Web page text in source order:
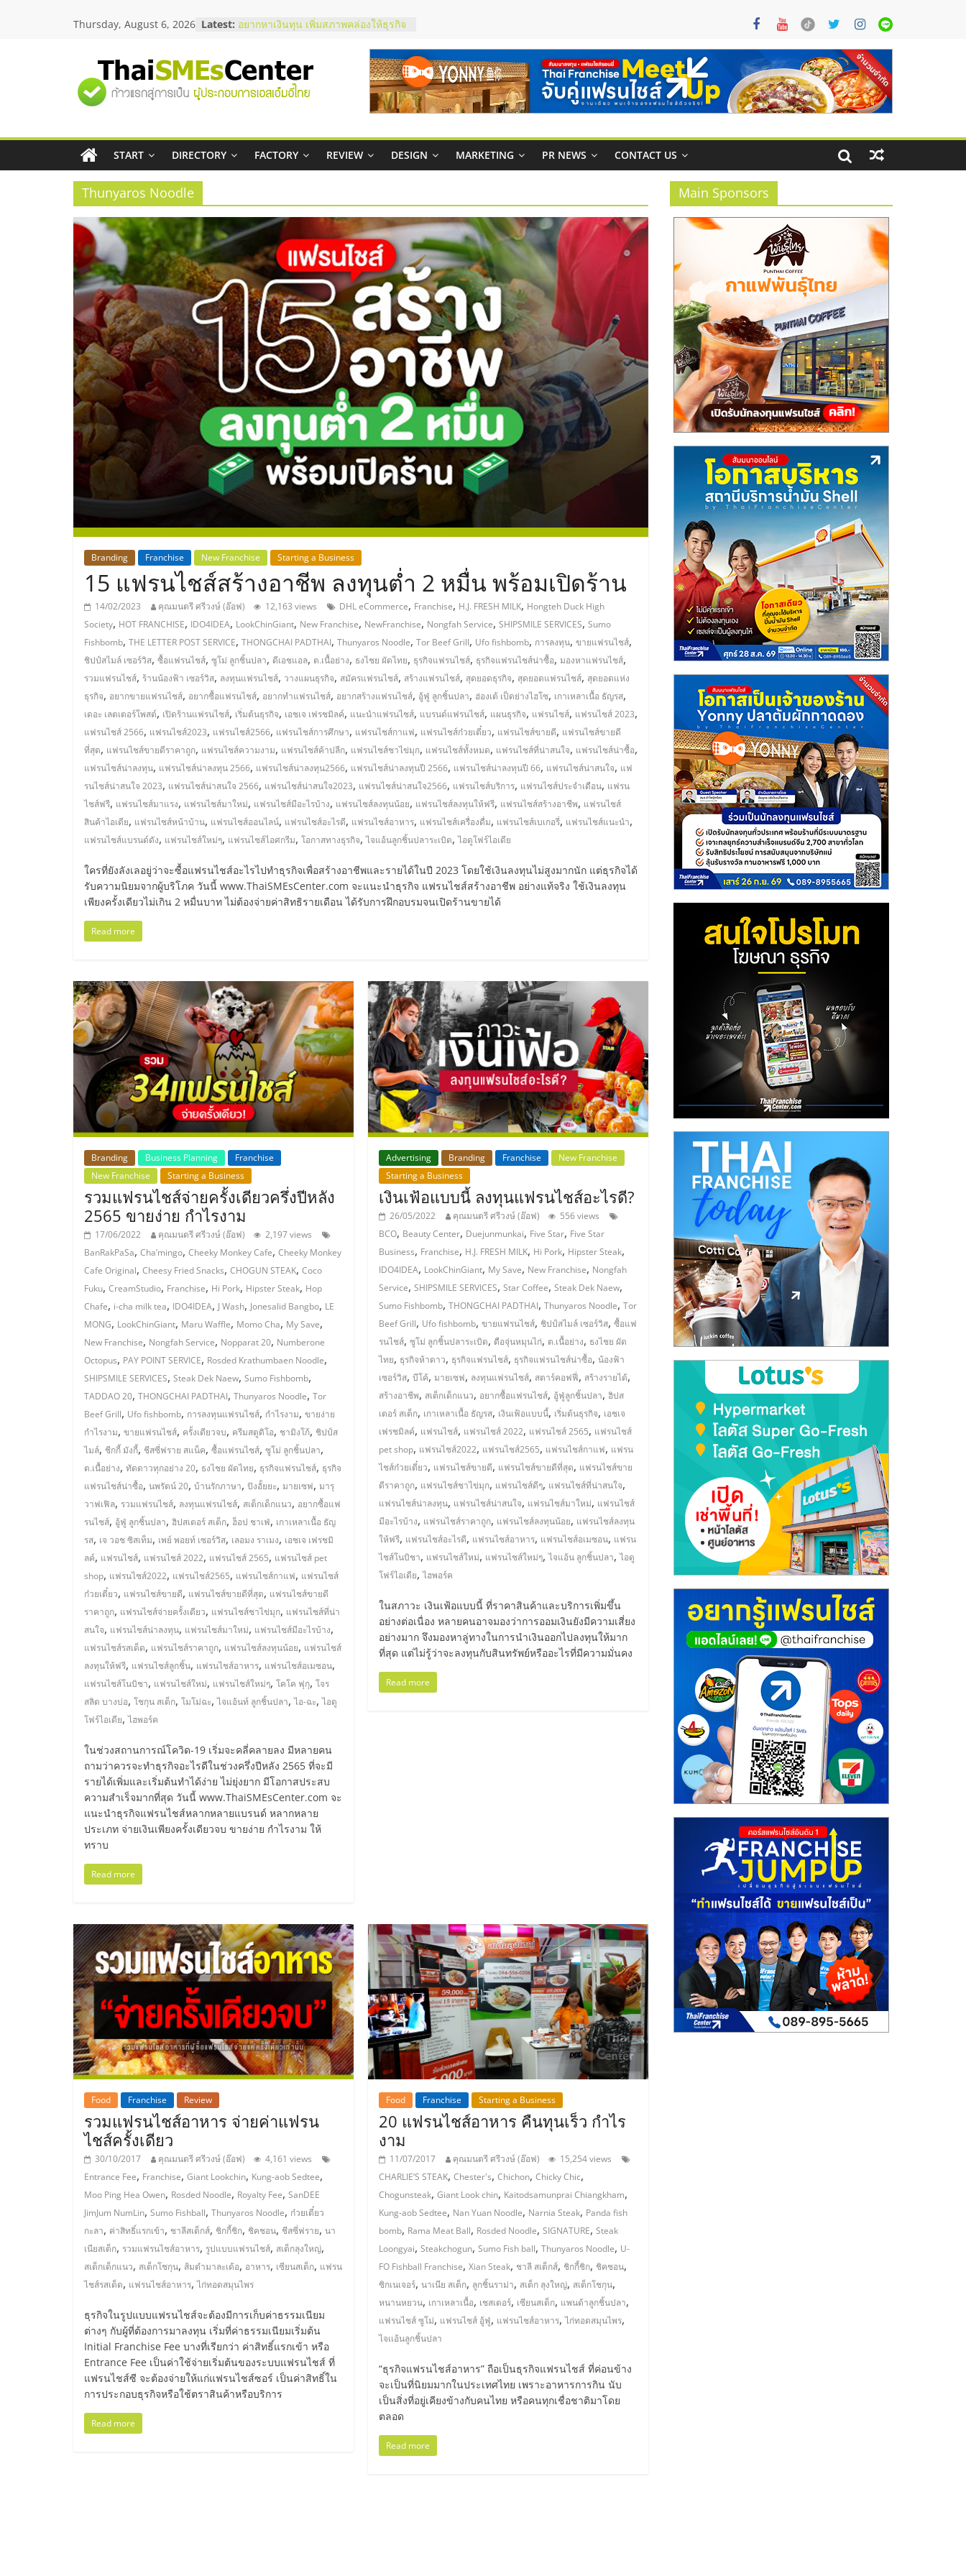
Thursday, August 6, 2026 Latest: บริษัท Cybersecurity ในไทยที่ไหนดี?
อยากหาเงินทุน เพิ่มสภาพคล่องให้ธุรกิจ
เริ่มยังไงให้ผ่านฉลุย
สัมมนาออนไลน์ โอกาสบริหารสถานี
ThaiFranchise Meet Up จับคู่แฟรน
ไชส์ ครั้งที่ 8
ร้านเครื่องเสียงคุณภาพสูง พร้อม
"ศูนย์
รวม
ข้อมูล
ธุรกิจ
SME
แห่ง
ประเทศไทย,
ThaiSMEsCenter,
รวม
ธุรกิจ
เอ
ส
เอ็
มอี
ไทย,
SMEs,
แฟ
รน
ไชส์,
ที่
ปรึกษา
แฟ
ไชส์,
รวม
แฟ
รน
ไชส์
ขาย
แฟ
รน
ไชส์
แฟ
รน
ไชส์
ขาย
หน้า
บ้าน
ลงทุน
น้อย
คืน
ทุน
ไว,
ที่
ปรึกษา
การ
ลงทุน
และ
ขยาย
สา
ขา
แฟ
รน
ไชส์,
ศูนย์
รวม
แฟ
รน
ไชส์
พร้อม
START DIRECTORY FACTORY REVIEW DESIGN MARKETING PR NEWS CONTACT US
Thunyaros Noodle
Branding Franchise New Franchise Starting a Business
15 แฟรนไชส์สร้างอาชีพ ลงทุนต่ำ 2 หมื่น พร้อมเปิดร้าน
14/02/2023 คุณมนตรี ศรีวงษ์ (อ๊อฟ) 12,163 views DHL eCommerce, Franchise, H.J. FRESH MILK, Hongteh Duck High
Society, HOT FRANCHISE, IDO4IDEA, LookChinGiant, New Franchise, NewFranchise, Nongfah Service, SHIPSMILE SERVICES, Sumo
Fishbomb, THE LETTER POST SERVICE, THONGCHAI PADTHAI, Thunyaros Noodle, Tor Beef Grill, Ufo fishbomb, การลงทุน, ขายแฟรนไชส์,
ชิปป์สไมล์ เซอร์วิส, ซื้อแฟรนไชส์, ซูโม่ ลูกชิ้นปลา, ดีเอชแอล, ต.เนื้อย่าง, ธงไชย ผัดไทย, ธุรกิจแฟรนไชส์, ธุรกิจแฟรนไชส์น่าซื้อ, มองหาแฟรนไชส์,
รวมแฟรนไชส์, ร้านน้องฟ้า เซอร์วิส, ลงทุนแฟรนไชส์, วางแผนธุรกิจ, สมัครแฟรนไชส์, สร้างแฟรนไชส์, สุดยอดธุรกิจ, สุดยอดแฟรนไชส์, สุดยอดแห่ง
ธุรกิจ, อยากขายแฟรนไชส์, อยากซื้อแฟรนไชส์, อยากทำแฟรนไชส์, อยากสร้างแฟรนไชส์, อู้ฟู่ ลูกชิ้นปลา, ฮ่องเต้ เป็ดย่างไฮโซ, เกาเหลาเนื้อ ธัญรส,
เดอะ เลตเตอร์โพสต์, เปิดร้านแฟรนไชส์, เริ่มต้นธุรกิจ, เอชเจ เฟรชมิลค์, แนะนำแฟรนไชส์, แบรนด์แฟรนไชส์, แผนธุรกิจ, แฟรนไชส์, แฟรนไชส์ 2023,
แฟรนไชส์ 2566, แฟรนไชส์2023, แฟรนไชส์2566, แฟรนไชส์การศึกษา, แฟรนไชส์กาแฟ, แฟรนไชส์ก๋วยเตี๋ยว, แฟรนไชส์ขายดี, แฟรนไชส์ขายดี
ที่สุด, แฟรนไชส์ขายดีราคาถูก, แฟรนไชส์ความงาม, แฟรนไชส์ค้าปลีก, แฟรนไชส์ชาไข่มุก, แฟรนไชส์ทั้งหมด, แฟรนไชส์ที่น่าสนใจ, แฟรนไชส์น่าซื้อ,
แฟรนไชส์น่าลงทุน, แฟรนไชส์น่าลงทุน 2566, แฟรนไชส์น่าลงทุน2566, แฟรนไชส์น่าลงทุนปี 2566, แฟรนไชส์น่าลงทุนปี 66, แฟรนไชส์น่าสนใจ, แฟ
รนไชส์น่าสนใจ 2023, แฟรนไชส์น่าสนใจ 2566, แฟรนไชส์น่าสนใจ2023, แฟรนไชส์น่าสนใจ2566, แฟรนไชส์บริการ, แฟรนไชส์ประจำเดือน, แฟรน
ไชส์ฟรี, แฟรนไชส์มาแรง, แฟรนไชส์มาใหม่, แฟรนไชส์มีอะไรบ้าง, แฟรนไชส์ลงทุนน้อย, แฟรนไชส์ลงทุนให้ฟรี, แฟรนไชส์สร้างอาชีพ, แฟรนไชส์
สินค้าไอเดีย, แฟรนไชส์หน้าบ้าน, แฟรนไชส์ออนไลน์, แฟรนไชส์อะไรดี, แฟรนไชส์อาหาร, แฟรนไชส์เครื่องดื่ม, แฟรนไชส์เบเกอรี่, แฟรนไชส์แนะนำ,
แฟรนไชส์แบรนด์ดัง, แฟรนไชส์ใหม่ๆ, แฟรนไชส์ไอศกรีม, โอกาสทางธุรกิจ,ไจแอ้นลูกชิ้นปลาระเบิด,ไอดูโฟร์ไอเดีย
ใครที่ยังลังเลอยู่ว่าจะซื้อแฟรนไชส์อะไรไปทำธุรกิจเพื่อสร้างอาชีพและรายได้ในปี 2023 โดยใช้เงินลงทุนไม่สูงมากนัก แต่ธุรกิจได้
รับความนิยมจากผู้บริโภค วันนี้ www.ThaiSMEsCenter.com จะแนะนำธุรกิจ แฟรนไชส์สร้างอาชีพ อย่างแท้จริง ใช้เงินลงทุน
เพียงครั้งเดียวไม่เกิน 2 หมื่นบาท ไม่ต้องจ่ายค่าสิทธิรายเดือน ได้รับการฝึกอบรมจนเปิดร้านขายได้
Read more
Branding Business Planning
Franchise
New Franchise
Starting a Business
รวมแฟรนไชส์จ่ายครั้งเดียวครึ่งปีหลัง
2565 ขายง่าย กำไรงาม
17/06/2022 คุณมนตรี ศรีวงษ์ (อ๊อฟ)
2,197 views
BanRakPaSa, Cha’mingo, Cheeky Monkey Cafe, Cheeky Monkey
Cafe Original, Cheesy Fried Snacks, CHOGUN STEAK, Coco
Fuku, CreamStudio, Franchise, Hi Pork, Hipster Steak, Hop
Chafe, i-cha milk tea, IDO4IDEA, J Wash, Jonesalid Bangbo, LE
MONG, LookChinGiant, Maru Waffle, Momo Cha, My Save,
New Franchise, Nongfah Service, Nopparat 20, Numberone
Octopus, PAY POINT SERVICE, Rosded Krathumbaen Noodle,
SHIPSMILE SERVICES, Steak Dek Naew, Sumo Fishbomb,
TADDAO 20, THONGCHAI PADTHAI, Thunyaros Noodle, Tor
Beef Grill, Ufo fishbomb, การลงทุนแฟรนไชส์, กำไรงาม, ขายง่าย
กำไรงาม, ขายแฟรนไชส์, ครั้งเดียวจบ, ครีมสตูดิโอ, ชามิงโก้, ชิปป์ส
ไมล์, ชีกกี้ มังกี้, ชีสซี่ฟราย สแน็ค, ซื้อแฟรนไชส์, ซูโม่ ลูกชิ้นปลา,
ต.เนื้อย่าง, ทัดดาวทุกอย่าง 20, ธงไชย ผัดไทย, ธุรกิจแฟรนไชส์, ธุรกิจ
แฟรนไชส์น่าซื้อ, นพรัตน์ 20, บ้านรักภาษา, ปังอั้ยยะ, มายเซฟ, มารุ
วาฟเฟิล, รวมแฟรนไชส์, ลงทุนแฟรนไชส์, สเต็กเด็กแนว, อยากซื้อแฟ
รนไชส์, อู้ฟู่ ลูกชิ้นปลา, ฮิปสเตอร์ สเต็ก, ฮ็อป ชาเฟ่, เกาเหลาเนื้อ ธัญ
รส, เจ วอช ซิสเท็ม, เพย์ พอยท์ เซอร์วิส, เลอมง ราเมง, เอชเจ เฟรชมิ
ลค์, แฟรนไชส์, แฟรนไชส์ 2022, แฟรนไชส์ 2565, แฟรนไชส์ pet
shop, แฟรนไชส์2022, แฟรนไชส์2565, แฟรนไชส์กาแฟ, แฟรนไชส์
ก๋วยเตี๋ยว, แฟรนไชส์ขายดี, แฟรนไชส์ขายดีที่สุด, แฟรนไชส์ขายดี
ราคาถูก, แฟรนไชส์จ่ายครั้งเดียว, แฟรนไชส์ชาไข่มุก, แฟรนไชส์ที่น่า
สนใจ, แฟรนไชส์น่าลงทุน, แฟรนไชส์มาใหม่, แฟรนไชส์มีอะไรบ้าง,
แฟรนไชส์รสเด็ด, แฟรนไชส์ราคาถูก, แฟรนไชส์ลงทุนน้อย, แฟรนไชส์
ลงทุนให้ฟรี, แฟรนไชส์ลูกชิ้น, แฟรนไชส์อาหาร, แฟรนไชส์อเมซอน,
แฟรนไชส์โนบิชา, แฟรนไชส์ใหม่, แฟรนไชส์ใหม่ๆ, โคโค ฟุกุ, โจร
สลิด บางบ่อ, โชกุน สเต็ก, โมโม่ฉะ,ไจแอ้นท์ ลูกชิ้นปลา,ไอ-ฉะ,ไอดู
โฟร์ไอเดีย,ไฮพอร์ค
ในช่วงสถานการณ์โควิด-19 เริ่มจะคลี่คลายลง มีหลายคน
ถามว่าควรจะทำธุรกิจอะไรดีในช่วงครึ่งปีหลัง 2565 ที่จะมี
รายได้เพิ่มและเริ่มต้นทำได้ง่าย ไม่ยุ่งยาก มีโอกาสประสบ
ความสำเร็จมากที่สุด วันนี้ www.ThaiSMEsCenter.com จะ
แนะนำธุรกิจแฟรนไชส์หลากหลายแบรนด์ หลากหลาย
ประเภท จ่ายเงินเพียงครั้งเดียวจบ ขายง่าย กำไรงาม ให้
ทราบ
Read more
Advertising Branding Franchise
New Franchise
Starting a Business
เงินเฟ้อแบบนี้ ลงทุนแฟรนไชส์อะไรดี?
26/05/2022 คุณมนตรี ศรีวงษ์ (อ๊อฟ)
556 views
BCO, Beauty Center, Duejunmunkai, Five Star, Five Star
Business, Franchise, H.J. FRESH MILK, Hi Pork, Hipster Steak,
IDO4IDEA, LookChinGiant, My Save, New Franchise, Nongfah
Service,SHIPSMILE SERVICES,Star Coffee,Steak Dek Naew,
Sumo Fishbomb,THONGCHAI PADTHAI,Thunyaros Noodle,Tor
Beef Grill, Ufo fishbomb,ขายแฟรนไชส์, ชิปป์สไมล์ เซอร์วิส,ซื้อแฟ
รนไชส์,ซูโม่ ลูกชิ้นปลาระเบิด, ดือจุ่นหมุนไก่, ต.เนื้อย่าง, ธงไชย ผัด
ไทย, ธุรกิจห้าดาว, ธุรกิจแฟรนไชส์, ธุรกิจแฟรนไชส์น่าซื้อ,น้องฟ้า
เซอร์วิส,บีโค้,มายเซฟ, ลงทุนแฟรนไชส์, สตาร์คอฟฟี่, สร้างรายได้,
สร้างอาชีพ, สเต็กเด็กแนว, อยากซื้อแฟรนไชส์, อู้ฟู่ลูกชิ้นปลา,ฮิปส
เตอร์ สเต็ก, เกาเหลาเนื้อ ธัญรส, เงินเฟ้อแบบนี้, เริ่มต้นธุรกิจ, เอชเจ
เฟรชมิลค์, แฟรนไชส์, แฟรนไชส์ 2022, แฟรนไชส์ 2565, แฟรนไชส์
pet shop, แฟรนไชส์2022, แฟรนไชส์2565, แฟรนไชส์กาแฟ, แฟรน
ไชส์ก๋วยเตี๋ยว, แฟรนไชส์ขายดี, แฟรนไชส์ขายดีที่สุด, แฟรนไชส์ขาย
ดีราคาถูก, แฟรนไชส์ชาไข่มุก, แฟรนไชส์ดีๆ, แฟรนไชส์ที่น่าสนใจ,
แฟรนไชส์น่าลงทุน, แฟรนไชส์น่าสนใจ, แฟรนไชส์มาใหม่, แฟรนไชส์
มีอะไรบ้าง, แฟรนไชส์ราคาถูก, แฟรนไชส์ลงทุนน้อย, แฟรนไชส์ลงทุน
ให้ฟรี, แฟรนไชส์อะไรดี, แฟรนไชส์อาหาร, แฟรนไชส์อเมซอน, แฟรน
ไชส์โนบิชา, แฟรนไชส์ใหม่, แฟรนไชส์ใหม่ๆ,ไจแอ้น ลูกชิ้นปลา,ไอดู
โฟร์ไอเดีย,ไฮพอร์ค
ในสภาวะ เงินเฟ้อแบบนี้ ที่ราคาสินค้าและบริการเพิ่มขึ้น
อย่างต่อเนื่อง หลายคนอาจมองว่าการออมเงินยังมีความเสี่ยง
อย่างมาก จึงมองหาลู่ทางในการนำเงินออกไปลงทุนให้มาก
ที่สุด แต่ไม่รู้ว่าจะลงทุนกับสินทรัพย์หรืออะไรที่มีความมั่นคง
Read more
Food Franchise Review
รวมแฟรนไชส์อาหาร จ่ายค่าแฟรน
ไชส์ครั้งเดียว
30/10/2017 คุณมนตรี ศรีวงษ์ (อ๊อฟ)
4,161 views
Entrance Fee, Franchise, Giant Lookchin, Kung-aob Sedtee,
Moo Ping Hea Owen, Rosded Noodle, Royalty Fee, SanDEE
JimJum NumLin, Sumo Fishball, Thunyaros Noodle, ก๋วยเตี๋ยว
กะลา, ค่าสิทธิ์แรกเข้า, ชาลีสเต็กส์, ชิกกี้ชิก, ชิคชอน, ชีสซี่ฟราย, นา
เนียสเต็ก, รวมแฟรนไชส์อาหาร, รูปแบบแฟรนไชส์, สเต็กลุงใหญ่,
สเต็กเด็กแนว, สเต็กโชกุน, ส้มตำมาละเด้อ, อาหาร, เซียนสเต็ก, แฟรน
ไชส์รสเด็ด, แฟรนไชส์อาหาร,ไก่ทอดสมุนไพร
ธุรกิจในรูปแบบแฟรนไชส์จะต้องมีการเก็บค่าธรรมเนียม
ต่างๆ กับผู้ที่ต้องการมาลงทุน เริ่มที่ค่าธรรมเนียมเริ่มต้น
Initial Franchise Fee บางที่เรียกว่า ค่าสิทธิ์แรกเข้า หรือ
Entrance Fee เป็นค่าใช้จ่ายเริ่มต้นของระบบแฟรนไชส์ ที่
แฟรนไชส์ซี จะต้องจ่ายให้แก่แฟรนไชส์ซอร์ เป็นค่าสิทธิ์ใน
การประกอบธุรกิจหรือใช้ตราสินค้าหรือบริการ
Read more
Food Franchise Starting a Business
20 แฟรนไชส์อาหาร คืนทุนเร็ว กำไร
งาม
11/07/2017 คุณมนตรี ศรีวงษ์ (อ๊อฟ)
15,254 views
CHARLIE’S STEAK,Chester's,Chichon,Chicky Chic,
Chogunsteak,Giant Look chin, Kaitodsamunprai Chiangkham,
Kung-aob Sedtee, Nan Yuan Noodle, Narnia Steak, Panda fish
bomb, Rama Meat Ball, Rosded Noodle,SIGNATURE,Steak
Loongyai,Steakchogun,Sumo Fish ball,Thunyaros Noodle, U-
FO Fishball Franchise,Xian Steak, ชาลี สเต็กส์, ชิกกี้ชิก, ชิคชอน,
ซิกเนเจอร์,นาเนีย สเต็ก, ลูกชิ้นราม่า, สเต็ก ลุงใหญ่, สเต็กโชกุน,
หนานหยวน, เกาเหลาเนื้อ, เชสเตอร์, เซียนสเต็ก, แพนด้าลูกชิ้นปลา,
แฟรนไชส์ ซูโม่, แฟรนไชส์ อู้ฟู่, แฟรนไชส์อาหาร,ไก่ทอดสมุนไพร,
ไจเเอ้นลูกชิ้นปลา
“ธุรกิจแฟรนไชส์อาหาร” ถือเป็นธุรกิจแฟรนไชส์ ที่ค่อนข้าง
จะเป็นที่นิยมมากในประเทศไทย เพราะอาหารการกิน นับ
เป็นสิ่งที่อยู่เคียงข้างกับคนไทย หรือคนทุกเชื่อชาติมาโดย
ตลอด
Read more
Main Sponsors